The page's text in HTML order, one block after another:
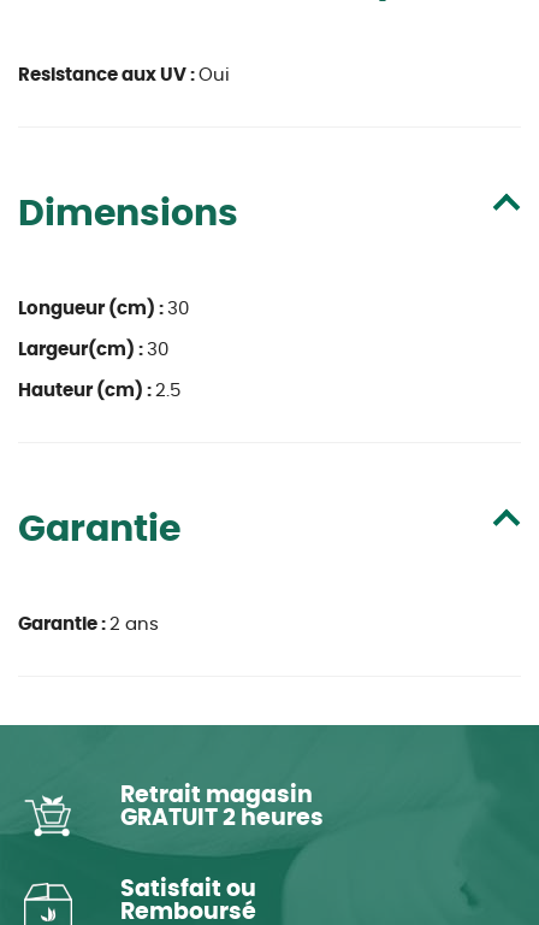
Resistance aux UV : Oui
Dimensions
Longueur (cm) : 30
Largeur(cm) : 30
Hauteur (cm) : 2.5
Garantie
Garantie : 2 ans
Retrait magasin
GRATUIT 2 heures
Satisfait ou
Remboursé